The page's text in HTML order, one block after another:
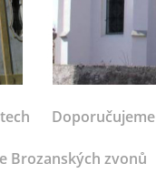
Doporučujeme
Brozanských zvonů